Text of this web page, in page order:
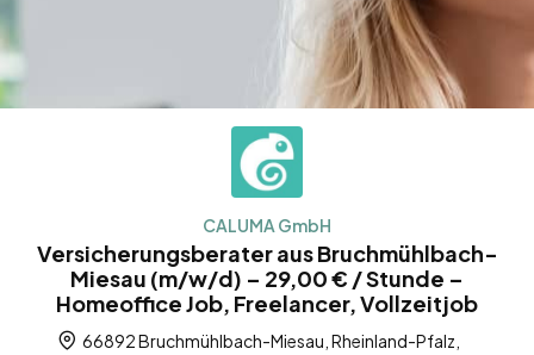
CALUMA GmbH
Versicherungsberater aus Bruchmühlbach-
Miesau (m/w/d) – 29,00 € / Stunde –
Homeoffice Job, Freelancer, Vollzeitjob
66892 Bruchmühlbach-Miesau, Rheinland-Pfalz,